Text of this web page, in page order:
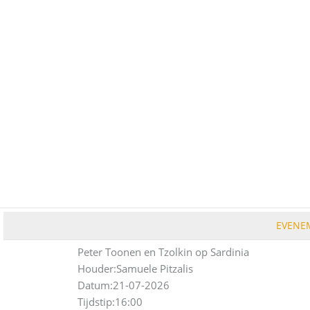
Peter Toonen en Tzolkin op Sardinia
Houder:Samuele Pitzalis
Datum:21-07-2026
Tijdstip:16:00